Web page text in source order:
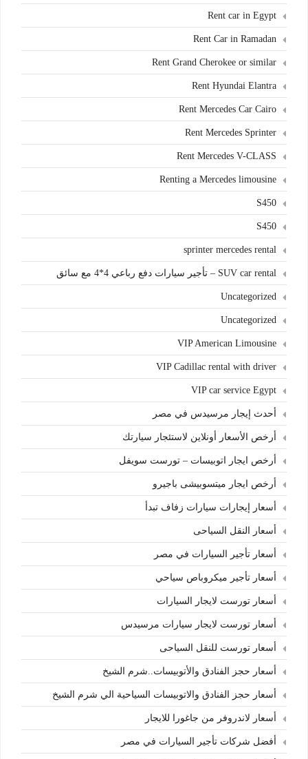
Rent car in Egypt
Rent Car in Ramadan
Rent Grand Cherokee or similar
Rent Hyundai Elantra
Rent Mercedes Car Cairo
Rent Mercedes Sprinter
Rent Mercedes V-CLASS
Renting a Mercedes limousine
S450
S450
sprinter mercedes rental
SUV car rental – تأجير سيارات دفع رباعي 4*4 مع سائق
Uncategorized
Uncategorized
VIP American Limousine
VIP Cadillac rental with driver
VIP car service Egypt
أحدث إيجار مرسيدس في مصر
أرخص الأسعار أونلاين لاستئجار سيارتك
أرخص ايجار اتوبيسات – تورست سويفل
أرخص ايجار ميتسوبيشى باجيرو
أسعار إيجارات سيارات زفاف تبدأ
أسعار النقل السياحى
أسعار تأجير السيارات في مصر
أسعار تأجير ميكروباص سياحي
أسعار تورست لايجار السيارات
أسعار تورست لايجار سيارات مرسيدس
أسعار تورست للنقل السياحى
أسعار حجز الفنادق والأتوبيسات..شرم الشيخ
أسعار حجز الفنادق والاتوبيسات السياحية الي شرم الشيخ
أسعار لاندروفر من جاغورا للايجار
أفضل شركات تأجير السيارات في مصر